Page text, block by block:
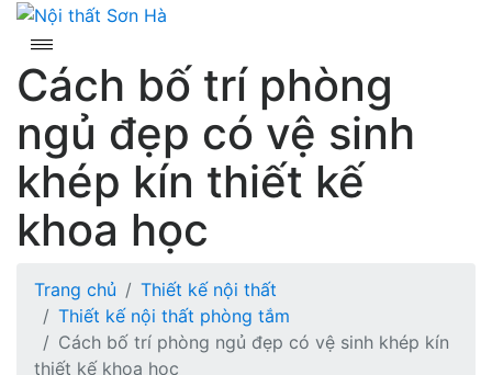
Skip
content
Cách bố trí phòng
ngủ đẹp có vệ sinh
khép kín thiết kế
khoa học
Trang chủ
Thiết kế nội thất
Thiết kế nội thất phòng tắm
Cách bố trí phòng ngủ đẹp có vệ sinh khép kín
thiết kế khoa học